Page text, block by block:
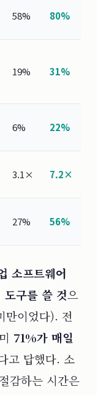
58% 80%
19% 31%
6% 22%
3.1× 7.2×
27% 56%
소프트웨어
구를 쓸 것으
만이었다). 전
71%가 매일
고 답했다. 소
감하는 시간은